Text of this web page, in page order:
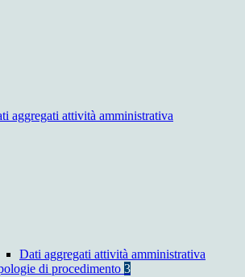
aggregati attività amministrativa
Dati aggregati attività amministrativa
di procedimento 3